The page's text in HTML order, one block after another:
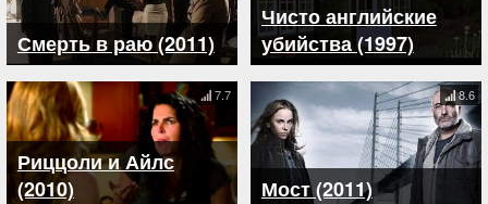
Смерть в раю (2011)
Чисто английские
убийства (1997)
Риццоли и Айлс
(2010)
7.7
Мост (2011)
8.6